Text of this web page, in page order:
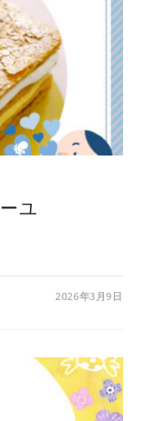
ユ
2026年3月9日